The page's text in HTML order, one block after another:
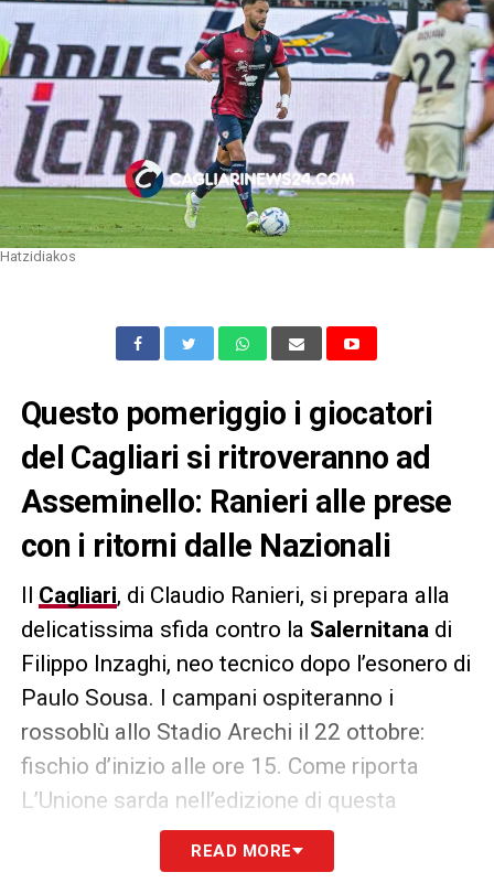
Hatzidiakos
Questo pomeriggio i giocatori
del Cagliari si ritroveranno ad
Asseminello: Ranieri alle prese
con i ritorni dalle Nazionali
Il Cagliari, di Claudio Ranieri, si prepara alla
delicatissima sfida contro la Salernitana di
Filippo Inzaghi, neo tecnico dopo l’esonero di
Paulo Sousa. I campani ospiteranno i
rossoblù allo Stadio Arechi il 22 ottobre:
fischio d’inizio alle ore 15. Come riporta
L’Unione sarda nell’edizione di questa
mattina, 17 ottobre, questo pomeriggio si
riaprono i cancelli di Asseminello e il Cagliari
READ MORE